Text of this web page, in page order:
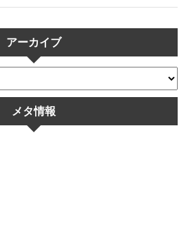
アーカイブ
メタ情報